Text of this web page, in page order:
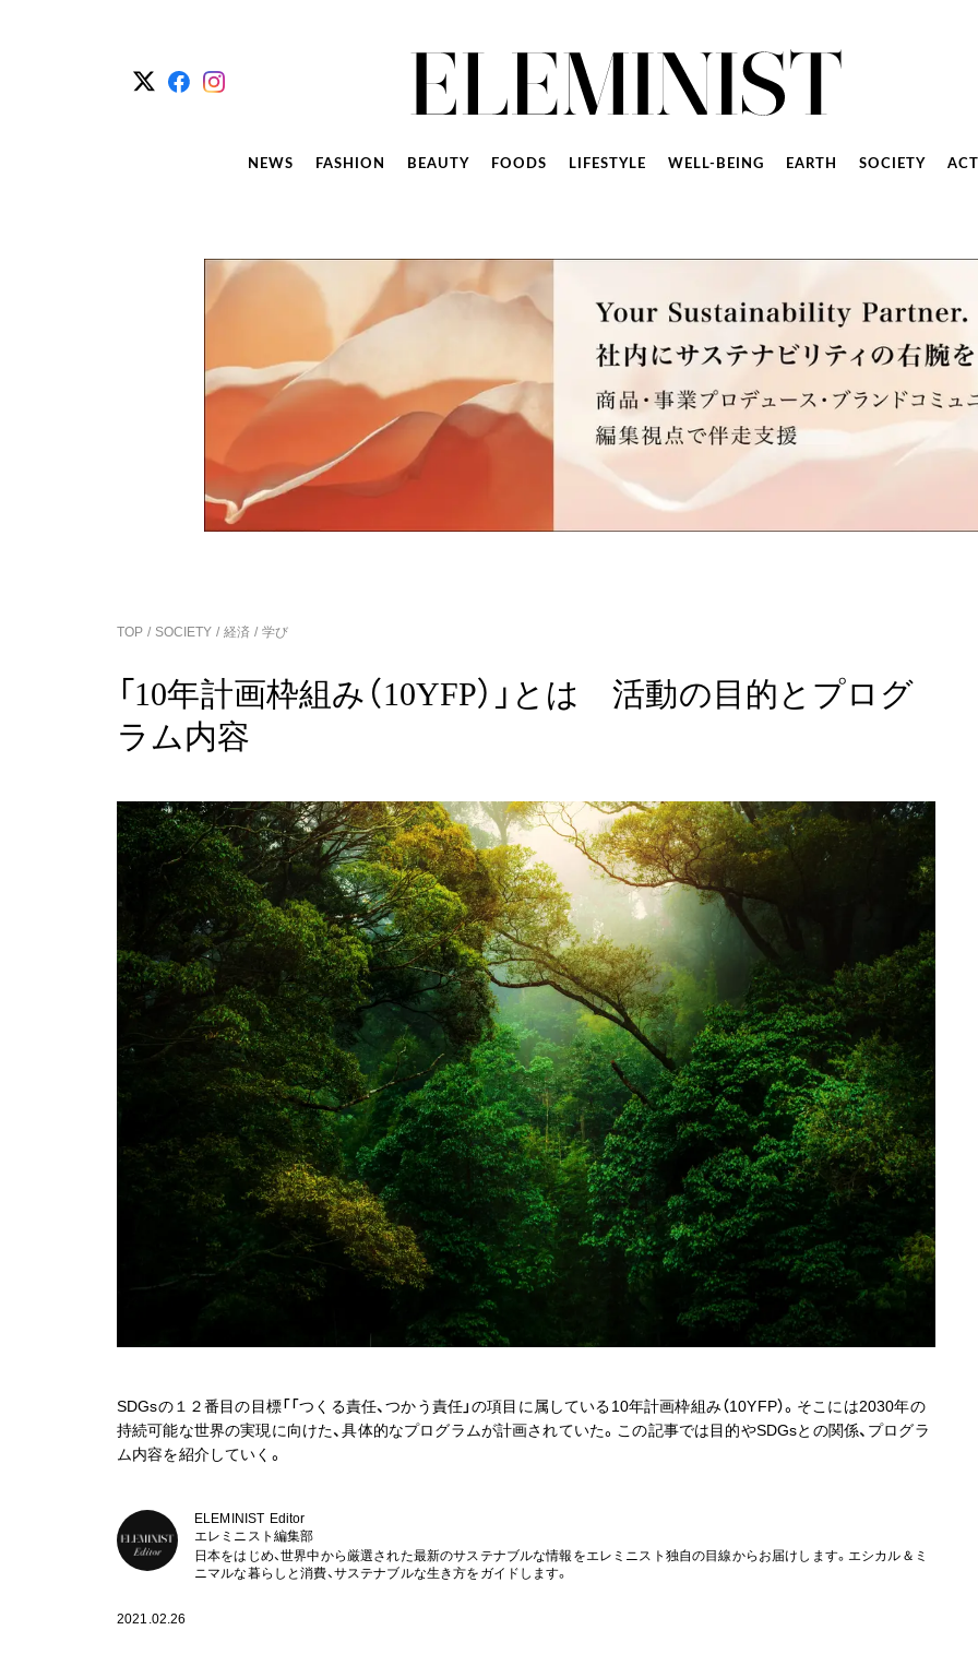
NEWS FASHION BEAUTY FOODS LIFESTYLE WELL-BEING EARTH SOCIETY
TOP SOCIETY 経済 学び
「10年計画枠組み（10YFP）」とは 活動の目的とプログ
ラム内容
SDGsの１２番目の目標「「つくる責任、つかう責任」の項目に属している10年計画枠組み（10YFP）。そこには2030年の
持続可能な世界の実現に向けた、具体的なプログラムが計画されていた。この記事では目的やSDGsとの関係、プログラ
ム内容を紹介していく。
ELEMINIST Editor
エレミニスト編集部
日本をはじめ、世界中から厳選された最新のサステナブルな情報をエレミニスト独自の目線からお届けします。エシカル＆ミ
ニマルな暮らしと消費、サステナブルな生き方をガイドします。
2021.02.26